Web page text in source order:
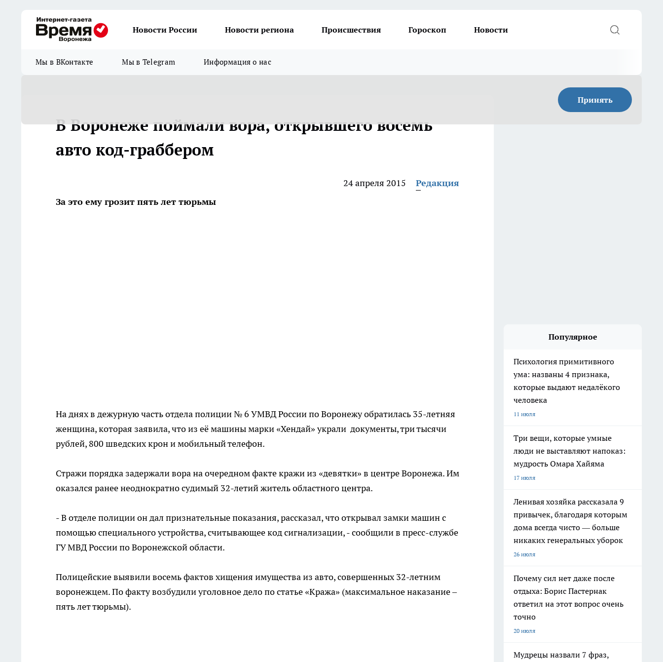
Новости России Новости региона Происшествия Гороскоп Новости
Мы в ВКонтакте Мы в Telegram Информация о нас
Принять
В Воронеже поймали вора, открывшего восемь
авто код-граббером
24 апреля 2015
Редакция
За это ему грозит пять лет тюрьмы
На днях в дежурную часть отдела полиции № 6 УМВД России по Воронежу обратилась 35-летняя
женщина, которая заявила, что из её машины марки «Хендай» украли документы, три тысячи
рублей, 800 шведских крон и мобильный телефон.
Стражи порядка задержали вора на очередном факте кражи из «девятки» в центре Воронежа. Им
оказался ранее неоднократно судимый 32-летий житель областного центра.
- В отделе полиции он дал признательные показания, рассказал, что открывал замки машин с
помощью специального устройства, считывающее код сигнализации, - сообщили в пресс-службе
ГУ МВД России по Воронежской области.
Полицейские выявили восемь фактов хищения имущества из авто, совершенных 32-летним
воронежцем. По факту возбудили уголовное дело по статье «Кража» (максимальное наказание –
пять лет тюрьмы).
Популярное
Психология примитивного
ума: названы 4 признака,
которые выдают недалёкого
человека
11 июля
Три вещи, которые умные
люди не выставляют напоказ:
мудрость Омара Хайяма
17 июля
Ленивая хозяйка рассказала 9
привычек, благодаря которым
дома всегда чисто — больше
никаких генеральных уборок
26 июля
Почему сил нет даже после
отдыха: Борис Пастернак
ответил на этот вопрос очень
точно
20 июля
Мудрецы назвали 7 фраз,